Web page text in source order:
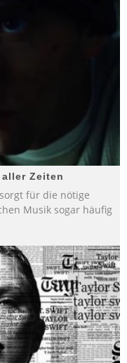
Zeiten
für die nötige
Musik sogar häufig